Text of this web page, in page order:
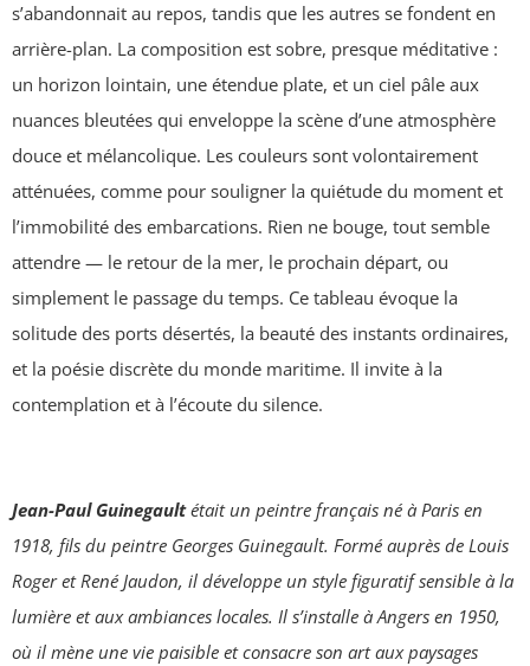
s’abandonnait au repos, tandis que les autres se fondent en
arrière-plan. La composition est sobre, presque méditative :
un horizon lointain, une étendue plate, et un ciel pâle aux
nuances bleutées qui enveloppe la scène d’une atmosphère
douce et mélancolique. Les couleurs sont volontairement
atténuées, comme pour souligner la quiétude du moment et
l’immobilité des embarcations. Rien ne bouge, tout semble
attendre — le retour de la mer, le prochain départ, ou
simplement le passage du temps. Ce tableau évoque la
solitude des ports désertés, la beauté des instants ordinaires,
et la poésie discrète du monde maritime. Il invite à la
contemplation et à l’écoute du silence.
Jean-Paul Guinegaultétait un peintre français né à Paris en
1918, fils du peintre Georges Guinegault. Formé auprès de Louis
Roger et René Jaudon, il développe un style figuratif sensible à la
lumière et aux ambiances locales. Il s’installe à Angers en 1950,
où il mène une vie paisible et consacre son art aux paysages